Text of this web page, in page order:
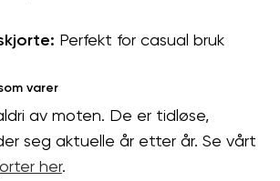
Perfekt for casual bruk
varer
av moten. De er tidløse,
seg aktuelle år etter år. Se vårt
her.